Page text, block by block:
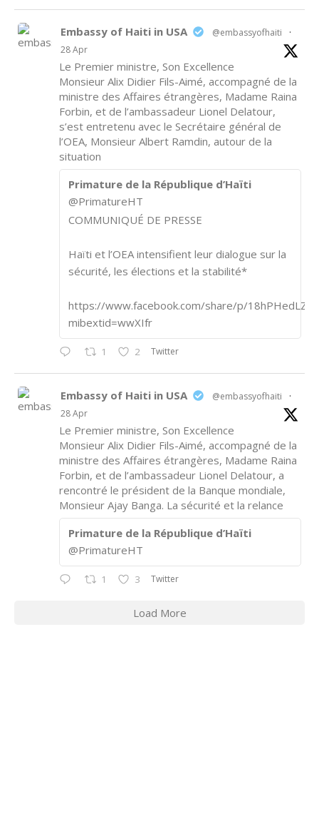
Embassy of Haiti in USA @embassyofhaiti
·
28 Apr
Le Premier ministre, Son Excellence
Monsieur Alix Didier Fils-Aimé, accompagné de la
ministre des Affaires étrangères, Madame Raina
Forbin, et de l’ambassadeur Lionel Delatour,
s’est entretenu avec le Secrétaire général de
l’OEA, Monsieur Albert Ramdin, autour de la
situation
Primature de la République d’Haïti
@PrimatureHT
COMMUNIQUÉ DE PRESSE
Haïti et l’OEA intensifient leur dialogue sur la
sécurité, les élections et la stabilité*
https://www.facebook.com/share/p/18hPHedLZA/
mibextid=wwXIfr
1 2 Twitter
Embassy of Haiti in USA @embassyofhaiti
·
28 Apr
Le Premier ministre, Son Excellence
Monsieur Alix Didier Fils-Aimé, accompagné de la
ministre des Affaires étrangères, Madame Raina
Forbin, et de l’ambassadeur Lionel Delatour, a
rencontré le président de la Banque mondiale,
Monsieur Ajay Banga. La sécurité et la relance
Primature de la République d’Haïti
@PrimatureHT
1 3 Twitter
Load More